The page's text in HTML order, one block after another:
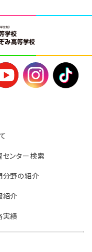
センター検索
分野の紹介
紹介
実績